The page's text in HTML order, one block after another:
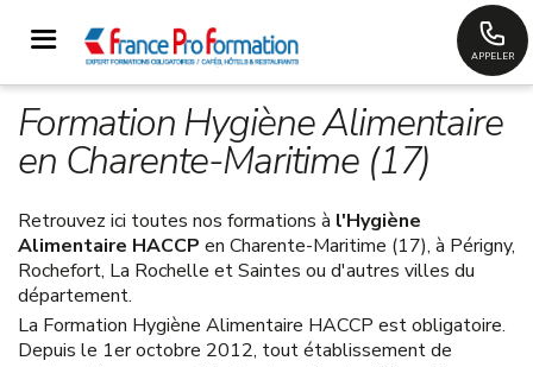
APPELER
Formation Hygiène Alimentaire
en Charente-Maritime (17)
Retrouvez ici toutes nos formations à l'Hygiène
Alimentaire HACCP en Charente-Maritime (17), à Périgny,
Rochefort, La Rochelle et Saintes ou d'autres villes du
département.
La Formation Hygiène Alimentaire HACCP est obligatoire.
Depuis le 1er octobre 2012, tout établissement de